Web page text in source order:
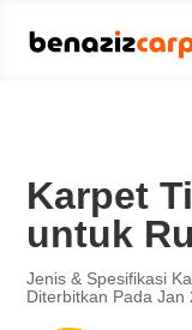
Karpet
untuk
Jenis & Spesifikasi
Diterbitkan Pada Jan